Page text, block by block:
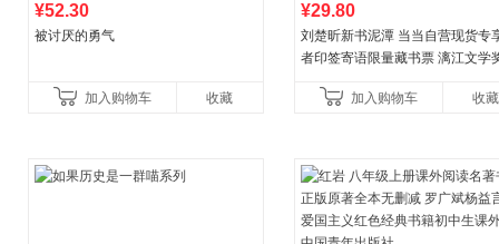
¥52.30
被讨厌的勇气
加入购物车 收藏
¥29.80
刘楚昕新书泥潭 当当自营现货专
者印签寄语限量藏书票 漓江文学
加入购物车 收藏